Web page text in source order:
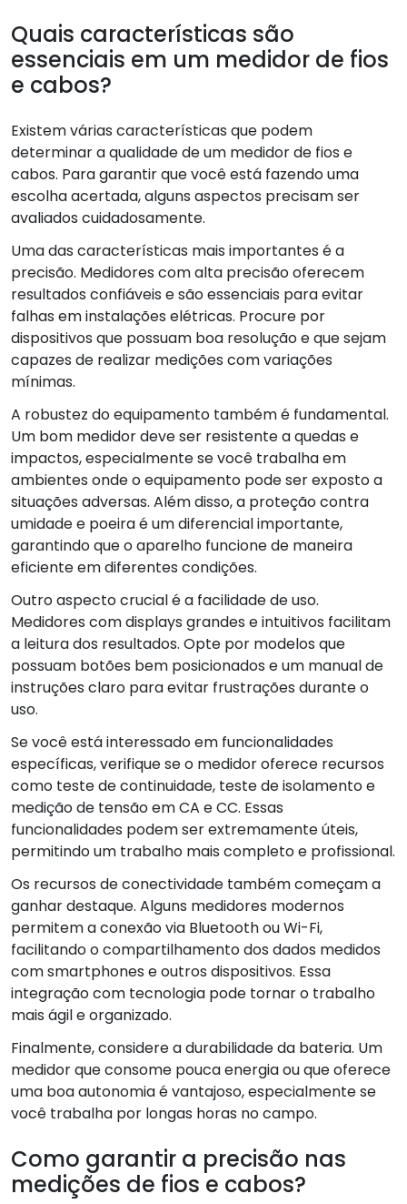
Quais características são
essenciais em um medidor de fios
e cabos?
Existem várias características que podem
determinar a qualidade de um medidor de fios e
cabos. Para garantir que você está fazendo uma
escolha acertada, alguns aspectos precisam ser
avaliados cuidadosamente.
Uma das características mais importantes é a
precisão. Medidores com alta precisão oferecem
resultados confiáveis e são essenciais para evitar
falhas em instalações elétricas. Procure por
dispositivos que possuam boa resolução e que sejam
capazes de realizar medições com variações
mínimas.
A robustez do equipamento também é fundamental.
Um bom medidor deve ser resistente a quedas e
impactos, especialmente se você trabalha em
ambientes onde o equipamento pode ser exposto a
situações adversas. Além disso, a proteção contra
umidade e poeira é um diferencial importante,
garantindo que o aparelho funcione de maneira
eficiente em diferentes condições.
Outro aspecto crucial é a facilidade de uso.
Medidores com displays grandes e intuitivos facilitam
a leitura dos resultados. Opte por modelos que
possuam botões bem posicionados e um manual de
instruções claro para evitar frustrações durante o
uso.
Se você está interessado em funcionalidades
específicas, verifique se o medidor oferece recursos
como teste de continuidade, teste de isolamento e
medição de tensão em CA e CC. Essas
funcionalidades podem ser extremamente úteis,
permitindo um trabalho mais completo e profissional.
Os recursos de conectividade também começam a
ganhar destaque. Alguns medidores modernos
permitem a conexão via Bluetooth ou Wi-Fi,
facilitando o compartilhamento dos dados medidos
com smartphones e outros dispositivos. Essa
integração com tecnologia pode tornar o trabalho
mais ágil e organizado.
Finalmente, considere a durabilidade da bateria. Um
medidor que consome pouca energia ou que oferece
uma boa autonomia é vantajoso, especialmente se
você trabalha por longas horas no campo.
Como garantir a precisão nas
medições de fios e cabos?